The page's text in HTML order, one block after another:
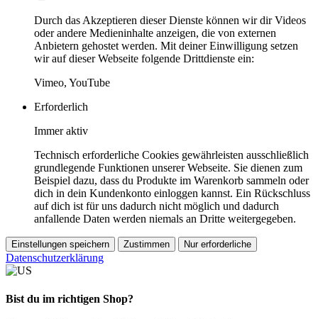
Durch das Akzeptieren dieser Dienste können wir dir Videos
oder andere Medieninhalte anzeigen, die von externen
Anbietern gehostet werden. Mit deiner Einwilligung setzen
wir auf dieser Webseite folgende Drittdienste ein:
Vimeo, YouTube
Erforderlich
Immer aktiv
Technisch erforderliche Cookies gewährleisten ausschließlich
grundlegende Funktionen unserer Webseite. Sie dienen zum
Beispiel dazu, dass du Produkte im Warenkorb sammeln oder
dich in dein Kundenkonto einloggen kannst. Ein Rückschluss
auf dich ist für uns dadurch nicht möglich und dadurch
anfallende Daten werden niemals an Dritte weitergegeben.
Einstellungen speichern Zustimmen Nur erforderliche
Datenschutzerklärung
Bist du im richtigen Shop?